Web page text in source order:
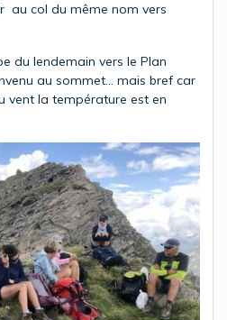
au col du même nom vers
du lendemain vers le Plan
au sommet… mais bref car
vent la température est en